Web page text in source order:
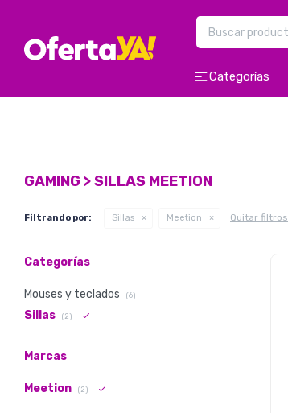
Categorías
GAMING > SILLAS MEETION
Filtrando por: Sillas Meetion Quitar filtros
Categorías
Mouses y teclados (6)
Sillas (2)
Marcas
Meetion (2)